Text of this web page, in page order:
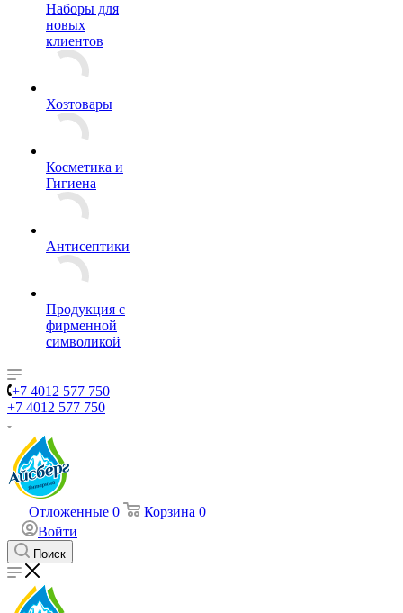
Наборы для
новых
клиентов
Хозтовары
Косметика и
Гигиена
Антисептики
Продукция с
фирменной
символикой
+7 4012 577 750
+7 4012 577 750
Отложенные 0 Корзина 0
Войти
Поиск